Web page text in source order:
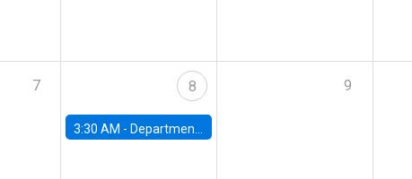
7 8
3:30 AM - Department Seminar: James Robinson
9